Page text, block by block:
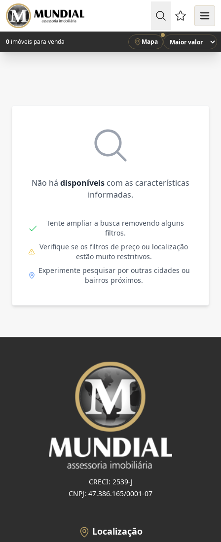
Favoritos
0 imóveis para venda Mapa
Não há disponíveis com as características
informadas.
Tente ampliar a busca removendo alguns
filtros.
Verifique se os filtros de preço ou localização
estão muito restritivos.
Experimente pesquisar por outras cidades ou
bairros próximos.
CRECI: 2539-J
CNPJ: 47.386.165/0001-07
Localização